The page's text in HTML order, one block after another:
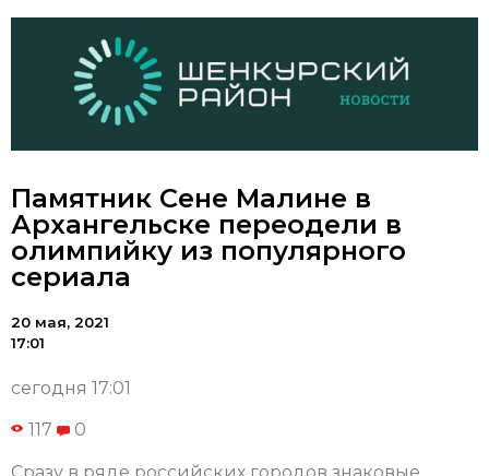
Памятник Сене Малине в
Архангельске переодели в
олимпийку из популярного
сериала
20 мая, 2021
17:01
сегодня 17:01
117 0